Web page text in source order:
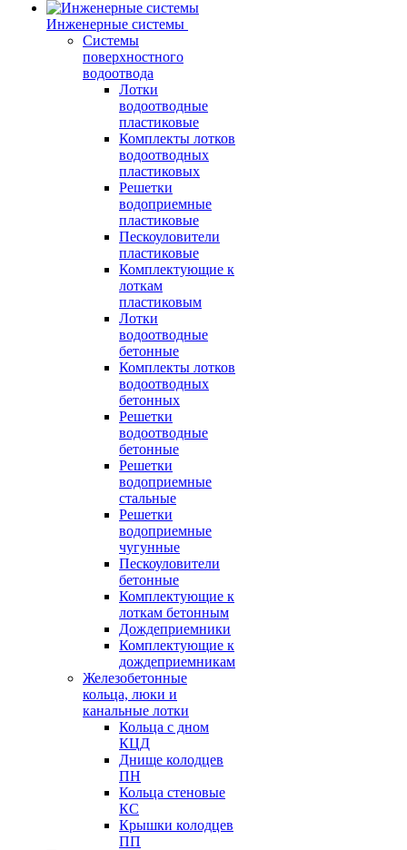
Инженерные системы
Системы
поверхностного
водоотвода
Лотки
водоотводные
пластиковые
Комплекты лотков
водоотводных
пластиковых
Решетки
водоприемные
пластиковые
Пескоуловители
пластиковые
Комплектующие к
лоткам
пластиковым
Лотки
водоотводные
бетонные
Комплекты лотков
водоотводных
бетонных
Решетки
водоотводные
бетонные
Решетки
водоприемные
стальные
Решетки
водоприемные
чугунные
Пескоуловители
бетонные
Комплектующие к
лоткам бетонным
Дождеприемники
Комплектующие к
дождеприемникам
Железобетонные
кольца, люки и
канальные лотки
Кольца с дном
КЦД
Днище колодцев
ПН
Кольца стеновые
КС
Крышки колодцев
ПП